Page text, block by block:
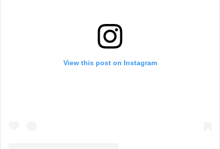
View this post on Instagram